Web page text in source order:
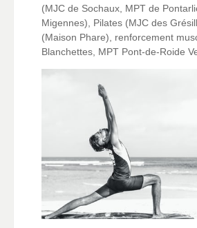
(MJC de Sochaux, MPT de
Migennes), Pilates (MJC des
(Maison Phare), renforcement
Blanchettes, MPT Pont-de-Roide